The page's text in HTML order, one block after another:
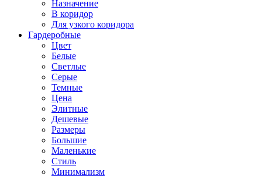
Назначение
В коридор
Для узкого коридора
Гардеробные
Цвет
Белые
Светлые
Серые
Темные
Цена
Элитные
Дешевые
Размеры
Большие
Маленькие
Стиль
Минимализм